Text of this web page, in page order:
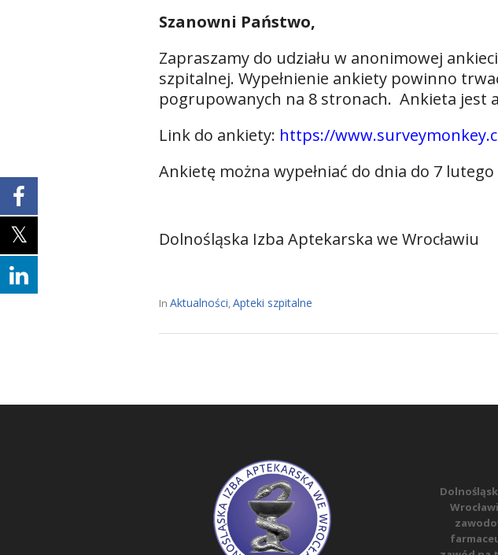
Szanowni Państwo,
Zapraszamy do udziału w anonimowej
szpitalnej. Wypełnienie ankiety powinno
pogrupowanych na 8 stronach. Ankieta jest
Link do ankiety: https://
Ankietę można wypełniać do dnia do 7 lutego
Dolnośląska Izba Aptekarska we Wrocławiu
In Aktualności,Apteki szpitalne